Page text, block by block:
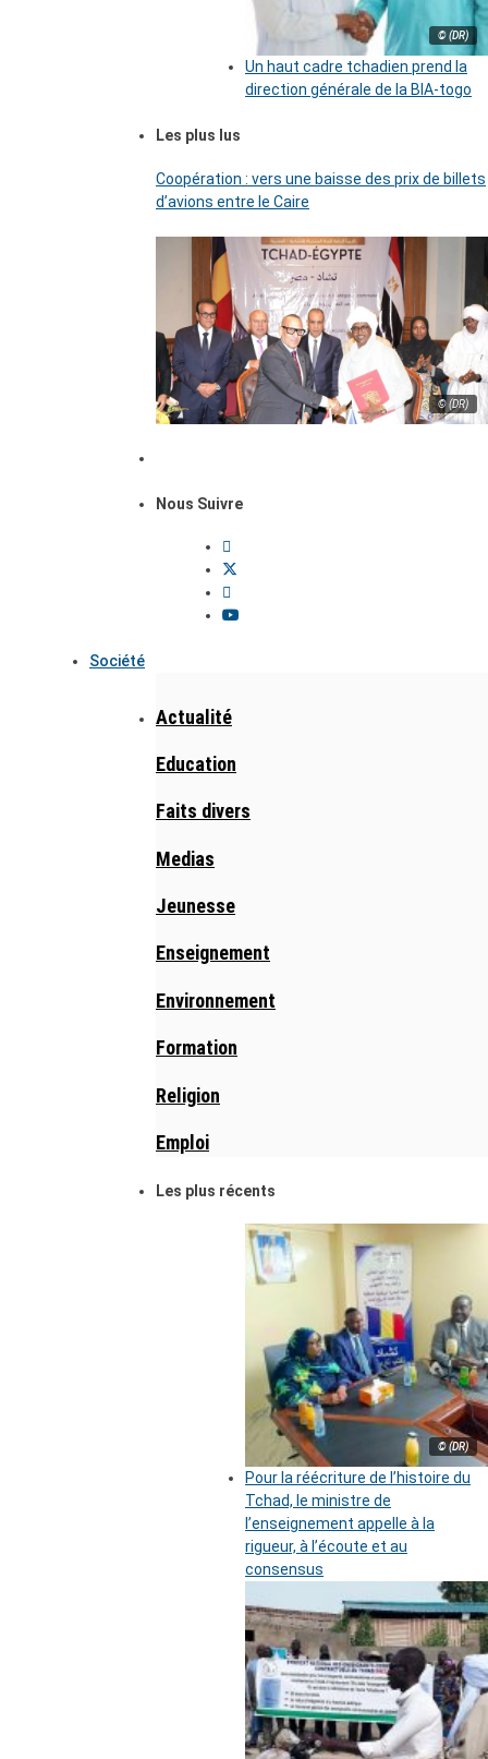
© (DR)
Un haut cadre tchadien prend la
direction générale de la BIA-togo
Les plus lus
Coopération : vers une baisse des prix de billets
d’avions entre le Caire
© (DR)
Nous Suivre
Société
Actualité
Education
Faits divers
Medias
Jeunesse
Enseignement
Environnement
Formation
Religion
Emploi
Les plus récents
© (DR)
Pour la réécriture de l’histoire du
Tchad, le ministre de
l’enseignement appelle à la
rigueur, à l’écoute et au
consensus